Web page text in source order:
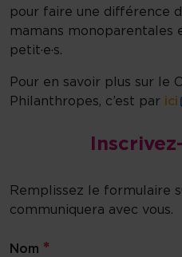
pour faire une différence
mamans monoparentales
petit·e·s.
Pour en savoir plus sur le
Philanthropes, c’est par ici
Remplissez le formulaire
communiquera avec vous.
Nom *